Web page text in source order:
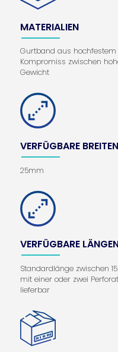
MATERIALIEN
Gurtband aus hochfestem
Kompromiss zwischen
Gewicht
VERFÜGBARE BREITEN
25mm
VERFÜGBARE
Standardlänge zwischen
mit einer oder zwei
lieferbar